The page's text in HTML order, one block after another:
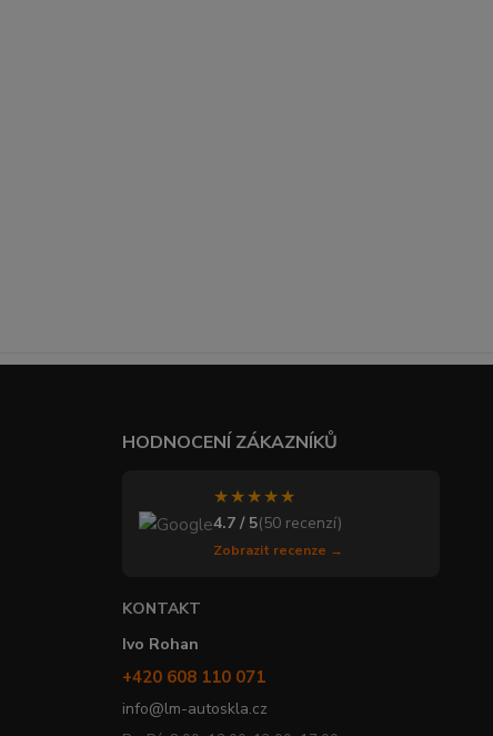
HODNOCENÍ ZÁKAZNÍKŮ
★★★★★
4.7 / 5(50 recenzí)
Zobrazit recenze →
KONTAKT
Ivo Rohan
+420 608 110 071
info@lm-autoskla.cz